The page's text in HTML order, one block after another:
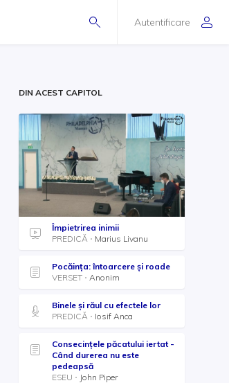
Autentificare
DIN ACEST CAPITOL
Împietrirea inimii
PREDICĂ
Marius Livanu
Pocăința: întoarcere și roade
VERSET
Anonim
Binele și răul cu efectele lor
PREDICĂ
Iosif Anca
Consecințele păcatului iertat -
Când durerea nu este
pedeapsă
ESEU
John Piper